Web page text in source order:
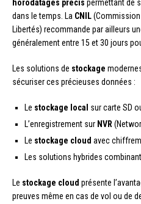
horodatages précis permettant de
dans le temps. La CNIL(Commission
Libertés) recommande par ailleurs
généralement entre 15 et 30 jours
Les solutions de stockage
sécuriser ces précieuses données :
Le stockage local sur carte SD
L’enregistrement sur NVR
Le stockage cloud avec
Les solutions hybrides
Le stockage cloud présente
preuves même en cas de vol ou de